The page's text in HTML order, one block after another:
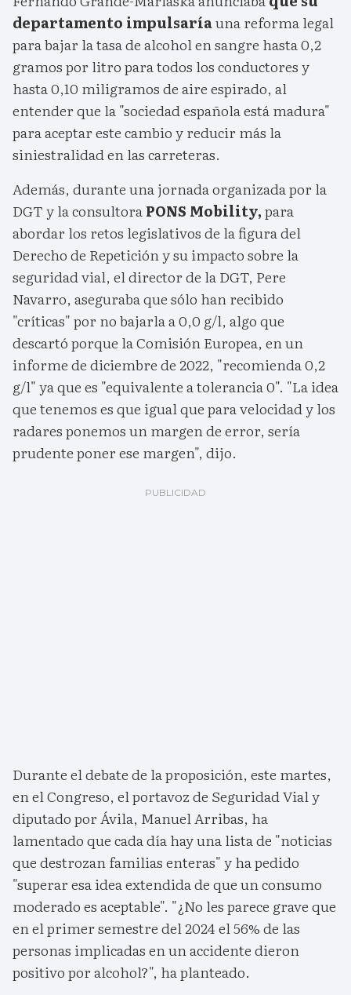
departamento impulsaríauna reforma legal
para bajar la tasa de alcohol en sangre hasta 0,2
gramos por litro para todos los conductores y
hasta 0,10 miligramos de aire espirado, al
entender que la "sociedad española está madura"
para aceptar este cambio y reducir más la
siniestralidad en las carreteras.
Además, durante una jornada organizada por la
DGT y la consultoraPONS Mobility,para
abordar los retos legislativos de la figura del
Derecho de Repetición y su impacto sobre la
seguridad vial, el director de la DGT, Pere
Navarro, aseguraba que sólo han recibido
"críticas" por no bajarla a 0,0 g/l, algo que
descartó porque la Comisión Europea, en un
informe de diciembre de 2022, "recomienda 0,2
g/l" ya que es "equivalente a tolerancia 0". "La idea
que tenemos es que igual que para velocidad y los
radares ponemos un margen de error, sería
prudente poner ese margen", dijo.
Durante el debate de la proposición, este martes,
en el Congreso, el portavoz de Seguridad Vial y
diputado por Ávila, Manuel Arribas, ha
lamentado que cada día hay una lista de "noticias
que destrozan familias enteras" y ha pedido
"superar esa idea extendida de que un consumo
moderado es aceptable". "¿No les parece grave que
en el primer semestre del 2024 el 56% de las
personas implicadas en un accidente dieron
positivo por alcohol?", ha planteado.